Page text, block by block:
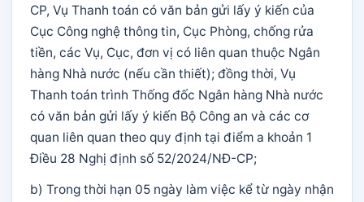
CP, Vụ Thanh toán có văn bản gửi lấy ý kiến của
Cục Công nghệ thông tin, Cục Phòng, chống rửa
tiền, các Vụ, Cục, đơn vị có liên quan thuộc Ngân
hàng Nhà nước (nếu cần thiết); đồng thời, Vụ
Thanh toán trình Thống đốc Ngân hàng Nhà nước
có văn bản gửi lấy ý kiến Bộ Công an và các cơ
quan liên quan theo quy định tại điểm a khoản 1
Điều 28 Nghị định số 52/2024/NĐ-CP;
b) Trong thời hạn 05 ngày làm việc kể từ ngày nhận